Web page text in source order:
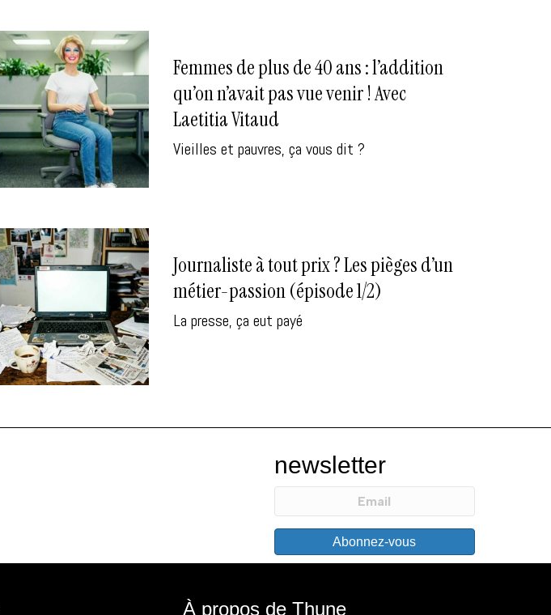
Femmes de plus de 40 ans : l’addition
qu’on n’avait pas vue venir ! Avec
Laetitia Vitaud
Vieilles et pauvres, ça vous dit ?
Journaliste à tout prix ? Les pièges d’un
métier-passion (épisode 1/2)
La presse, ça eut payé
newsletter
Abonnez-vous
À propos de Thune